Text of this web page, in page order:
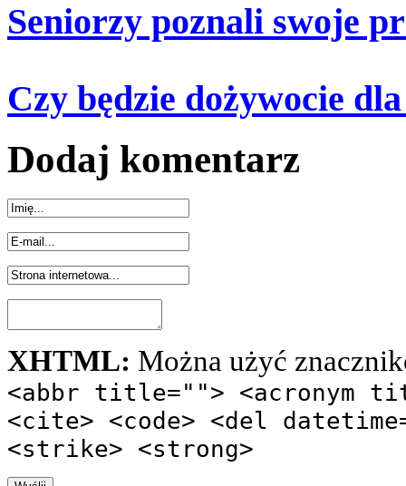
Seniorzy poznali swoje
Czy będzie dożywocie
Dodaj komentarz
XHTML: Można użyć
<abbr title=""> <acronym
<cite> <code> <del
<strike> <strong>